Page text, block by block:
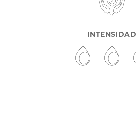
INTENSIDAD